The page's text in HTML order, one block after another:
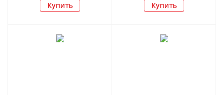
Купить Купить